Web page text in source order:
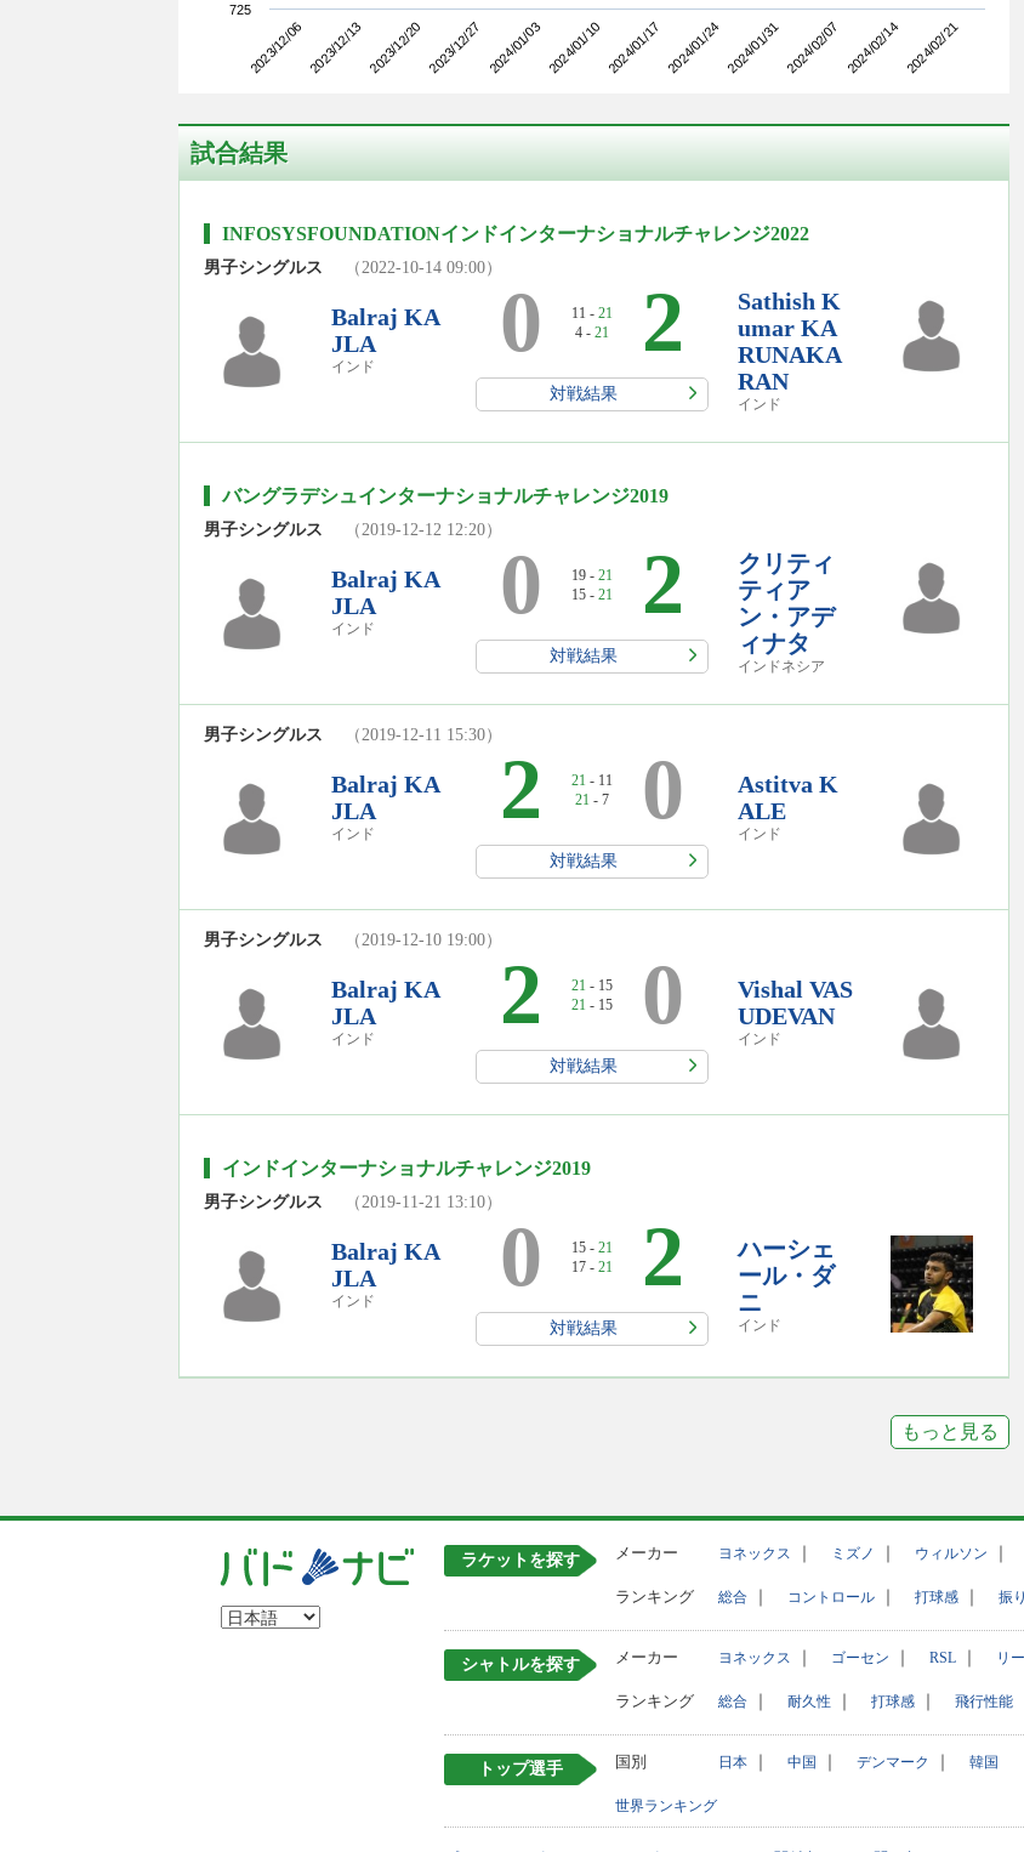
2023/12/06 2023/12/13 2023/12/20 2023/12/27 2024/01/03 2024/01/10 2024/01/17 2024/01/24 2024/01/31 2024/02/07 2024/02/14 2024/02/21
725
試合結果
INFOSYSFOUNDATIONインドインターナショナルチャレンジ2022
男子シングルス （2022-10-14 09:00）
Balraj KA
JLA
インド 0 11 - 21
4 - 21 2
対戦結果
Sathish K
umar KA
RUNAKA
RAN
インド
バングラデシュインターナショナルチャレンジ2019
男子シングルス （2019-12-12 12:20）
Balraj KA
JLA
インド 0 19 - 21
15 - 21 2
対戦結果
クリティ
ティア
ン・アデ
ィナタ
インドネシア
男子シングルス （2019-12-11 15:30）
Balraj KA
JLA
インド 2 21 - 11
21 - 7 0
対戦結果
Astitva K
ALE
インド
男子シングルス （2019-12-10 19:00）
Balraj KA
JLA
インド 2 21 - 15
21 - 15 0
対戦結果
Vishal VAS
UDEVAN
インド
インドインターナショナルチャレンジ2019
男子シングルス （2019-11-21 13:10）
Balraj KA
JLA
インド 0 15 - 21
17 - 21 2
対戦結果
ハーシェ
ール・ダ
ニ
インド
もっと見る
ラケットを探す メーカー ヨネックス ｜ ミズノ ｜ ウィルソン ｜
ランキング 総合 ｜ コントロール ｜ 打球感 ｜ 振
シャトルを探す メーカー ヨネックス ｜ ゴーセン ｜ RSL ｜ リ
ランキング 総合 ｜ 耐久性 ｜ 打球感 ｜ 飛行性能
トップ選手 国別 日本 ｜ 中国 ｜ デンマーク ｜ 韓国
世界ランキング